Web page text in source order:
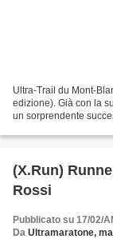
Ultra-Trail du Mont-
edizione). Già con la
un sorprendente
(X.Run)
Rossi
Pubblicato su 17/02/
Da Ultramaratone,